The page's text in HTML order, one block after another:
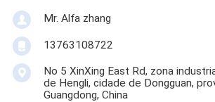
Mr. Alfa zhang
13763108722
No 5 XinXing East Rd, zona
de Hengli, cidade de Dongguan,
Guangdong, China